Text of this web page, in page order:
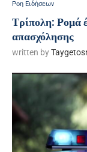
Ροη Ειδήσεων
Τρίπολη: Ρομά
απασχόλησης
written by